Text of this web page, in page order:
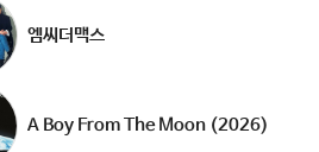
엠씨더맥스
A Boy From The Moon (2026)